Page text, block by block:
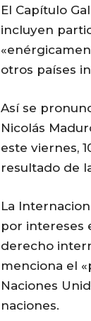
El Capítulo
incluyen
otros países
Así se
Nicolás
este viernes,
resultado de
La
por intereses
derecho
menciona el
Naciones
naciones.